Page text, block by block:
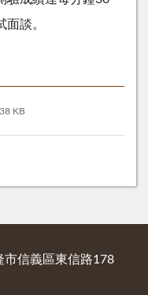
談。
38 KB
市信義區東信路178